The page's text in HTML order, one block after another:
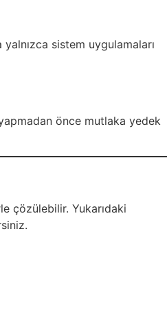
sistem uygulamaları
önce mutlaka yedek
çözülebilir. Yukarıdaki